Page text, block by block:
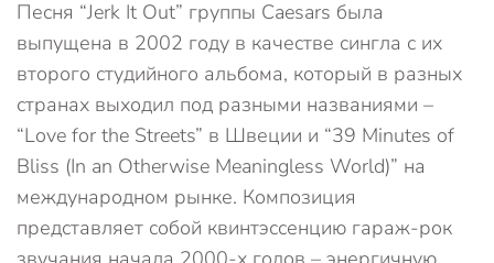
Песня “Jerk It Out” группы Caesars была
выпущена в 2002 году в качестве сингла с их
второго студийного альбома, который в разных
странах выходил под разными названиями –
“Love for the Streets” в Швеции и “39 Minutes of
Bliss (In an Otherwise Meaningless World)” на
международном рынке. Композиция
представляет собой квинтэссенцию гараж-рок